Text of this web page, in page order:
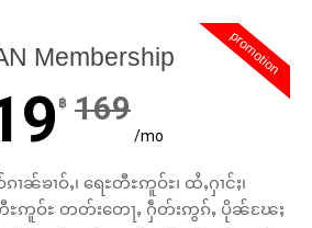
promotion
Membership
฿ 169
/mo
ၼ်ၶၢဝ်ႇ၊ ရေႊတီႊဢူဝ်ႊ၊ ထႆႇႁၢင်ႈ၊
တီႊဢူဝ်ႊ တတ်းတေႃႇ ႁဵတ်းဢွၵ်ႇ ပိုၼ်ၽႄႈ